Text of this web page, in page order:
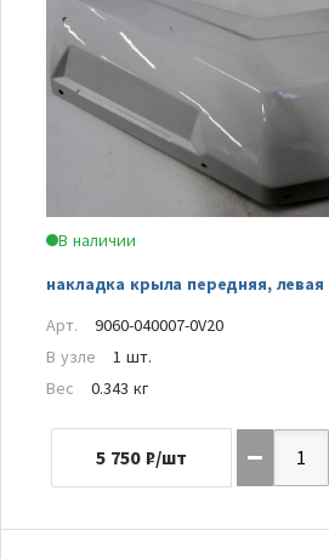
В наличии
накладка крыла передняя,
Арт.
9060-040007-0V20
В узле
1 шт.
Вес
0.343 кг
5 750 ₽/шт